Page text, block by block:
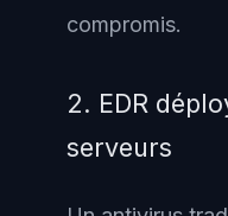
compromis.
2. EDR
serveurs